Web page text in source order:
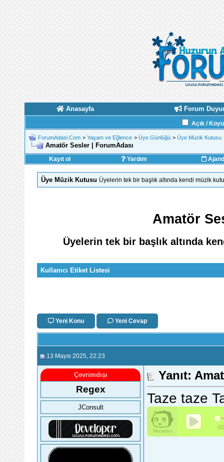
Anasayfa Forum
Açık /
ForumAdasi.Com > Yaşam ve Eğlence > Üye Günlüğü > Üye Müzik Kutusu
Amatör Sesler | ForumAdası
Kayıt ol Yardım
Üye Müzik Kutusu Üyelerin tek bir başlık altında kendi müzik
Amatör
Üyelerin tek bir başlık altında
Kullanıcı Etiket Listesi
Yeni Konu Yeni Cevap
13 Mayıs 2025 , 22:23
Çevrimdışı
Regex
JConsult
Yanıt:
Taze taze